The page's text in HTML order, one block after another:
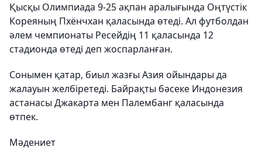
Қысқы Олимпиада 9-25 ақпан аралығында Оңтүстік
Кореяның Пхёнчхан қаласында өтеді. Ал футболдан
әлем чемпионаты Ресейдің 11 қаласында 12
стадионда өтеді деп жоспарланған.
Сонымен қатар, биыл жазғы Азия ойындары да
жалауын желбіретеді. Байрақты бәсеке Индонезия
астанасы Джакарта мен Палембанг қаласында
өтпек.
Мәдениет